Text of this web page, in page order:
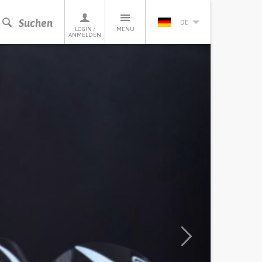
Suchen
LOGIN /
ANMELDEN
MENU
DE